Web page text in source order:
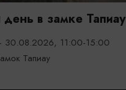
в замке Тапиау
30.08.2026, 11:00-15:00
Тапиау